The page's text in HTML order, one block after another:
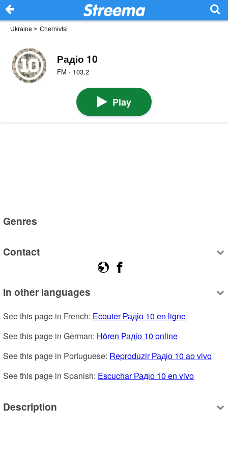
Ukraine > Chernivtsi
Радіо 10
FM · 103.2
Play
Genres
Contact
In other languages
See this page in French: Ecouter Радіо 10 en ligne
See this page in German: Hören Радіо 10 online
See this page in Portuguese: Reproduzir Радіо 10 ao vivo
See this page in Spanish: Escuchar Радіо 10 en vivo
Description